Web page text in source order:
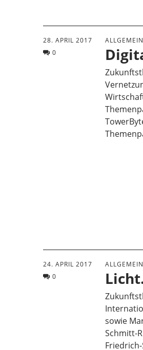
28. APRIL 2017
0
ALLGEMEIN
24. APRIL 2017
0
ALLGEMEIN
sowie
Schmitt-